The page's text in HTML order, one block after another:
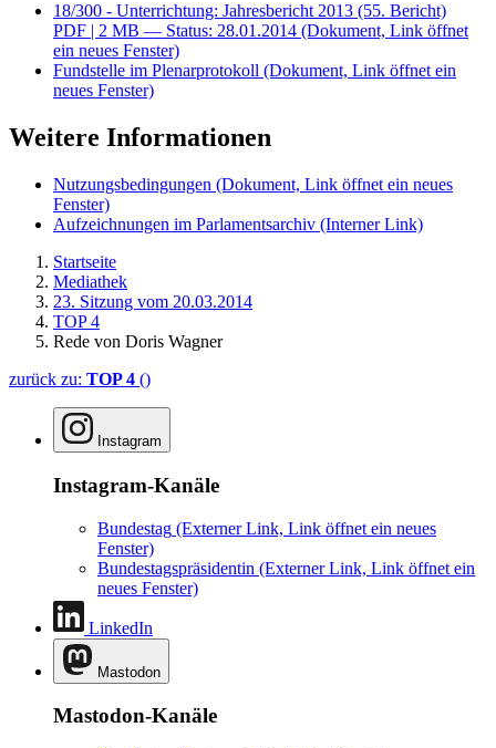
18/300 - Unterrichtung: Jahresbericht 2013 (55. Bericht)
PDF | 2 MB — Status: 28.01.2014 (Dokument, Link öffnet
ein neues Fenster)
Fundstelle im Plenarprotokoll (Dokument, Link öffnet ein
neues Fenster)
Weitere Informationen
Nutzungsbedingungen (Dokument, Link öffnet ein neues
Fenster)
Aufzeichnungen im Parlamentsarchiv (Interner Link)
Startseite
Mediathek
23. Sitzung vom 20.03.2014
TOP 4
Rede von Doris Wagner
zurück zu: TOP 4 ()
Instagram
Instagram-Kanäle
Bundestag (Externer Link, Link öffnet ein neues
Fenster)
Bundestagspräsidentin (Externer Link, Link öffnet ein
neues Fenster)
LinkedIn
Mastodon
Mastodon-Kanäle